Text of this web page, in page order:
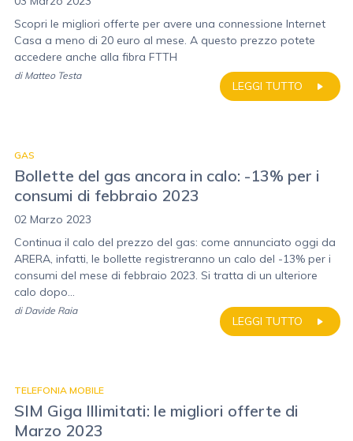
Scopri le migliori offerte per avere una connessione Internet
Casa a meno di 20 euro al mese. A questo prezzo potete
accedere anche alla fibra FTTH
LEGGI TUTTO
di Matteo Testa
GAS
Bollette del gas ancora in calo: -13% per i
consumi di febbraio 2023
02 Marzo 2023
Continua il calo del prezzo del gas: come annunciato oggi da
ARERA, infatti, le bollette registreranno un calo del -13% per i
consumi del mese di febbraio 2023. Si tratta di un ulteriore
calo dopo...
LEGGI TUTTO
di Davide Raia
TELEFONIA MOBILE
SIM Giga Illimitati: le migliori offerte di
Marzo 2023